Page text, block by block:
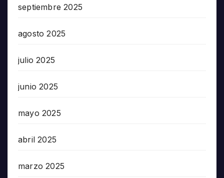
septiembre 2025
agosto 2025
julio 2025
junio 2025
mayo 2025
abril 2025
marzo 2025